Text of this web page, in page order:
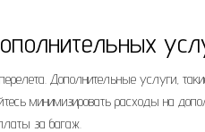
Дополнительные услуги,
минимизировать расходы на
за багаж.